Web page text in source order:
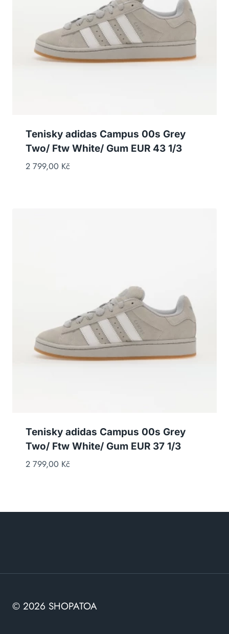
Tenisky adidas Campus 00s Grey
Two/ Ftw White/ Gum EUR 43 1/3
2 799,00 Kč
Tenisky adidas Campus 00s Grey
Two/ Ftw White/ Gum EUR 37 1/3
2 799,00 Kč
© 2026 SHOPATOA